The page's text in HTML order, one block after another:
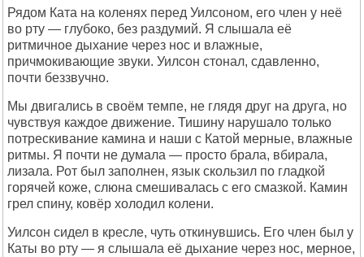
Рядом Ката на коленях перед Уилсоном, его член у неё
во рту — глубоко, без раздумий. Я слышала её
ритмичное дыхание через нос и влажные,
причмокивающие звуки. Уилсон стонал, сдавленно,
почти беззвучно.
Мы двигались в своём темпе, не глядя друг на друга, но
чувствуя каждое движение. Тишину нарушало только
потрескивание камина и наши с Катой мерные, влажные
ритмы. Я почти не думала — просто брала, вбирала,
лизала. Рот был заполнен, язык скользил по гладкой
горячей коже, слюна смешивалась с его смазкой. Камин
грел спину, ковёр холодил колени.
Уилсон сидел в кресле, чуть откинувшись. Его член был у
Каты во рту — я слышала её дыхание через нос, мерное,